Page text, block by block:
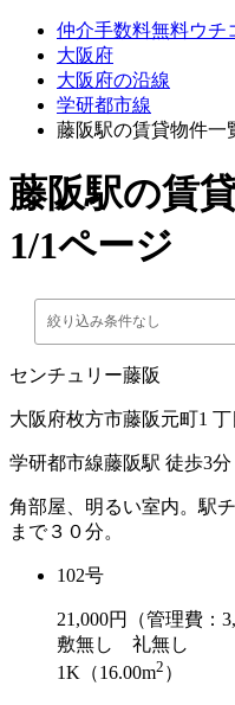
仲介手数料無料ウチ
大阪府
大阪府の沿線
学研都市線
藤阪駅の賃貸物件一
藤阪駅の賃
1/1ページ
絞り込み条件なし
センチュリー藤阪
大阪府枚方市藤阪元町1 丁
学研都市線藤阪駅 徒歩3分
角部屋、明るい室内。駅
まで３０分。
102号
21,000円（管理費：
敷無し 礼無し
1K（16.00m2 ）